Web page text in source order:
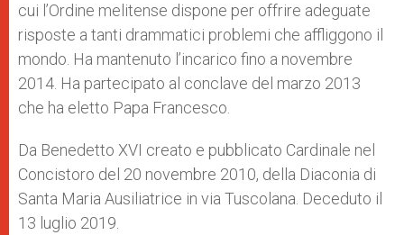
cui l’Ordine melitense dispone per offrire adeguate
risposte a tanti drammatici problemi che affliggono il
mondo. Ha mantenuto l’incarico fino a novembre
2014. Ha partecipato al conclave del marzo 2013
che ha eletto Papa Francesco.
Da Benedetto XVI creato e pubblicato Cardinale nel
Concistoro del 20 novembre 2010, della Diaconia di
Santa Maria Ausiliatrice in via Tuscolana. Deceduto il
13 luglio 2019.